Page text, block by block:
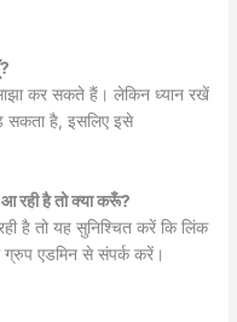
कर सकते हैं। लेकिन ध्यान रखें
सकता है, इसलिए इसे
रही है तो क्या करूँ?
है तो यह सुनिश्चित करें कि लिंक
ग्रुप एडमिन से संपर्क करें।